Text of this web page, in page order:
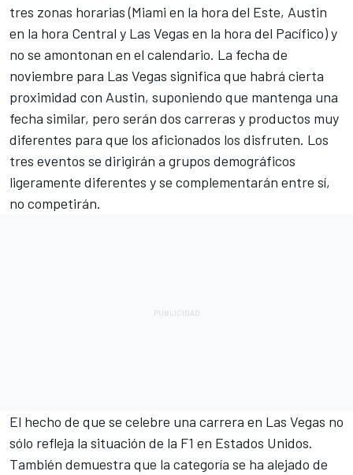
tres zonas horarias (Miami en la hora del Este, Austin
en la hora Central y Las Vegas en la hora del Pacífico) y
no se amontonan en el calendario. La fecha de
noviembre para Las Vegas significa que habrá cierta
proximidad con Austin, suponiendo que mantenga una
fecha similar, pero serán dos carreras y productos muy
diferentes para que los aficionados los disfruten. Los
tres eventos se dirigirán a grupos demográficos
ligeramente diferentes y se complementarán entre sí,
no competirán.
El hecho de que se celebre una carrera en Las Vegas no
sólo refleja la situación de la F1 en Estados Unidos.
También demuestra que la categoría se ha alejado de